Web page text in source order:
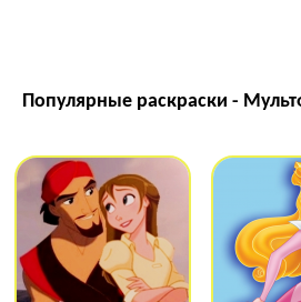
Популярные раскраски -